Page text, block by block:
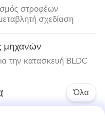
στροφέων
σχεδίαση
μηχανών
την κατασκευή BLDC
Όλα